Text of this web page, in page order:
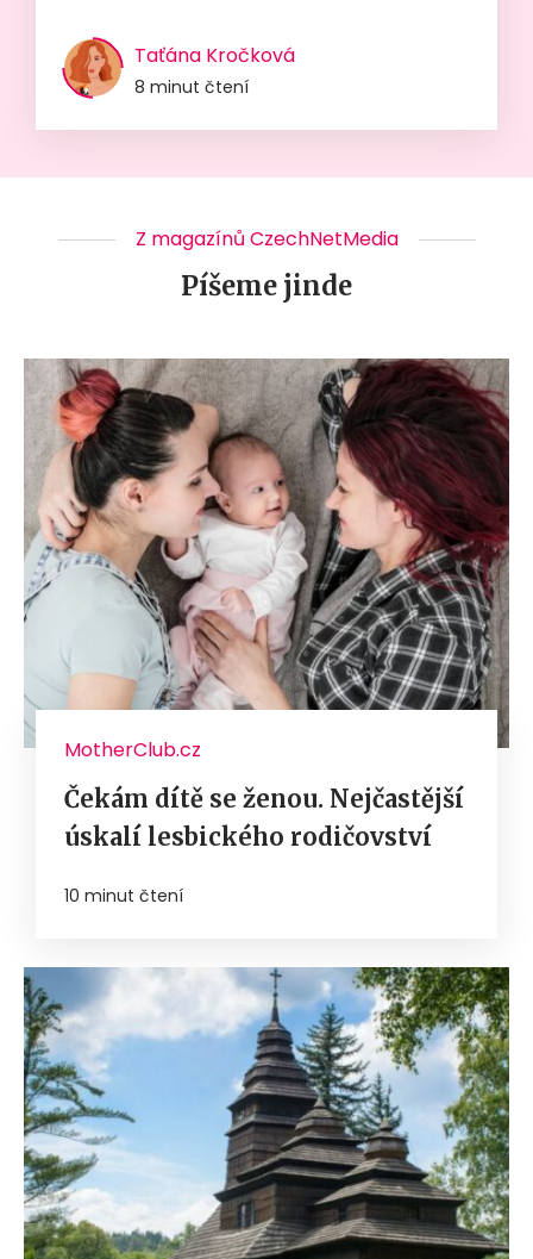
Taťána Kročková
8 minut čtení
Z magazínů CzechNetMedia
Píšeme jinde
MotherClub.cz
Čekám dítě se ženou. Nejčastější
úskalí lesbického rodičovství
10 minut čtení